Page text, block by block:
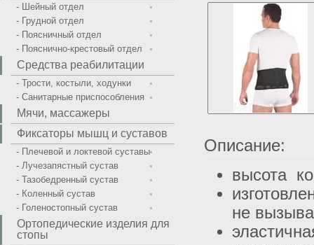
Описание:
высота
не
- Шейный отдел
- Грудной отдел
- Поясничный отдел
- Пояснично-крестовый отдел
Средства реабилитации
- Трости, костыли, ходунки
- Санитарные приспособления
Мячи, массажеры
Фиксаторы мышц и суставов
- Плечевой и локтевой суставы
- Лучезапястный сустав
- Тазобедренный сустав
- Коленный сустав
- Голеностопный сустав
Ортопедические изделия для
стопы